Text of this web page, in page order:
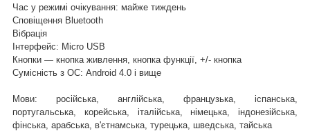
Час у режимі очікування: майже тиждень
Сповіщення Bluetooth
Вібрація
Інтерфейс: Micro USB
Кнопки — кнопка живлення, кнопка функції, +/- кнопка
Сумісність з ОС: Android 4.0 і вище
Мови: російська, англійська, французька, іспанська,
португальська, корейська, італійська, німецька, індонезійська,
фінська, арабська, в'єтнамська, турецька, шведська, тайська